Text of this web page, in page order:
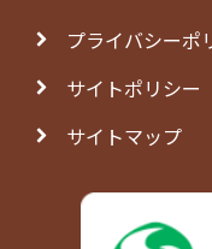
プライバシーポ
サイトポリシー
サイトマップ